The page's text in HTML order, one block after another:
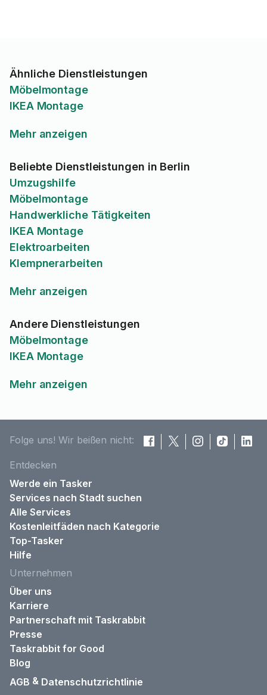
Ähnliche Dienstleistungen
Möbelmontage
IKEA Montage
Mehr anzeigen
Beliebte Dienstleistungen in Berlin
Umzugshilfe
Möbelmontage
Handwerkliche Tätigkeiten
IKEA Montage
Elektroarbeiten
Klempnerarbeiten
Mehr anzeigen
Andere Dienstleistungen
Möbelmontage
IKEA Montage
Mehr anzeigen
Folge uns! Wir beißen nicht:
Entdecken
Werde ein Tasker
Services nach Stadt suchen
Alle Services
Kostenleitfäden nach Kategorie
Top-Tasker
Hilfe
Unternehmen
Über uns
Karriere
Partnerschaft mit Taskrabbit
Presse
Taskrabbit for Good
Blog
AGB & Datenschutzrichtlinie